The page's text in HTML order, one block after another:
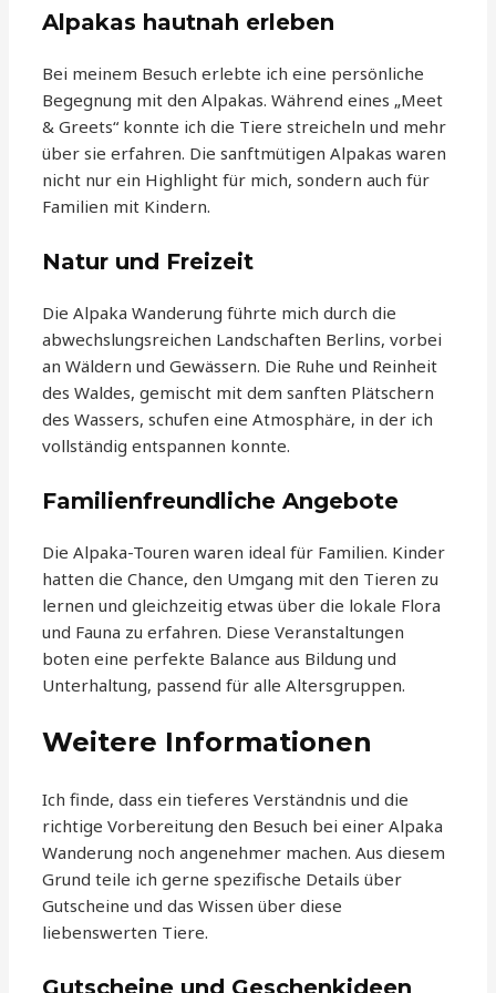
Alpakas hautnah erleben
Bei meinem Besuch erlebte ich eine persönliche
Begegnung mit den Alpakas. Während eines „Meet
& Greets“ konnte ich die Tiere streicheln und mehr
über sie erfahren. Die sanftmütigen Alpakas waren
nicht nur ein Highlight für mich, sondern auch für
Familien mit Kindern.
Natur und Freizeit
Die Alpaka Wanderung führte mich durch die
abwechslungsreichen Landschaften Berlins, vorbei
an Wäldern und Gewässern. Die Ruhe und Reinheit
des Waldes, gemischt mit dem sanften Plätschern
des Wassers, schufen eine Atmosphäre, in der ich
vollständig entspannen konnte.
Familienfreundliche Angebote
Die Alpaka-Touren waren ideal für Familien. Kinder
hatten die Chance, den Umgang mit den Tieren zu
lernen und gleichzeitig etwas über die lokale Flora
und Fauna zu erfahren. Diese Veranstaltungen
boten eine perfekte Balance aus Bildung und
Unterhaltung, passend für alle Altersgruppen.
Weitere Informationen
Ich finde, dass ein tieferes Verständnis und die
richtige Vorbereitung den Besuch bei einer Alpaka
Wanderung noch angenehmer machen. Aus diesem
Grund teile ich gerne spezifische Details über
Gutscheine und das Wissen über diese
liebenswerten Tiere.
Gutscheine und Geschenkideen